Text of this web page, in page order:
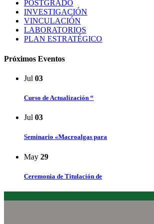
POSTGRADO
INVESTIGACIÓN
VINCULACIÓN
LABORATORIOS
PLAN ESTRATÉGICO
Próximos Eventos
Jul 03
Curso de Actualización “
Jul 03
Seminario «Macroalgas para
May 29
Ceremonia de Titulación de